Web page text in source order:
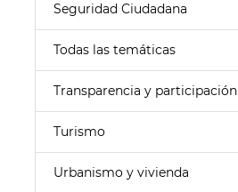
Seguridad Ciudadana
Todas las temáticas
Transparencia y participación
Turismo
Urbanismo y vivienda